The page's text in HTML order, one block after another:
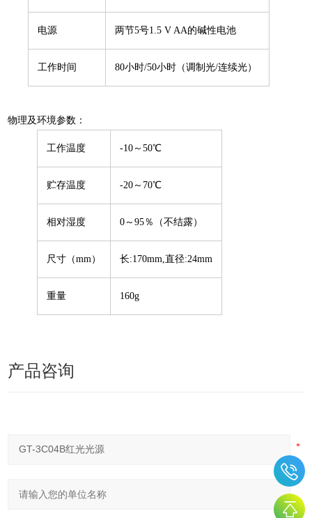
电源 两节5号1.5 V AA的碱性电池
工作时间 80小时/50小时（调制光/连续光）
物理及环境参数：
工作温度 -10～50℃
贮存温度 -20～70℃
相对湿度 0～95％（不结露）
尺寸（mm） 长:170mm,直径:24mm
重量 160g
产品咨询